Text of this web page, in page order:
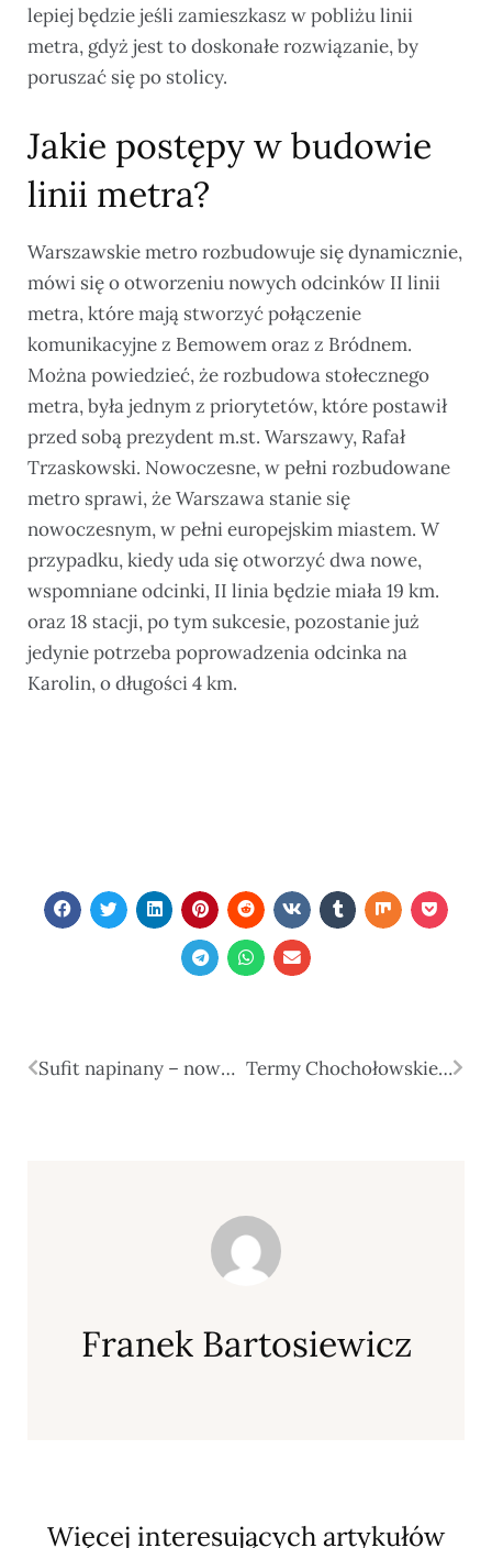
lepiej będzie jeśli zamieszkasz w pobliżu linii
metra, gdyż jest to doskonałe rozwiązanie, by
poruszać się po stolicy.
Jakie postępy w budowie
linii metra?
Warszawskie metro rozbudowuje się dynamicznie,
mówi się o otworzeniu nowych odcinków II linii
metra, które mają stworzyć połączenie
komunikacyjne z Bemowem oraz z Bródnem.
Można powiedzieć, że rozbudowa stołecznego
metra, była jednym z priorytetów, które postawił
przed sobą prezydent m.st. Warszawy, Rafał
Trzaskowski. Nowoczesne, w pełni rozbudowane
metro sprawi, że Warszawa stanie się
nowoczesnym, w pełni europejskim miastem. W
przypadku, kiedy uda się otworzyć dwa nowe,
wspomniane odcinki, II linia będzie miała 19 km.
oraz 18 stacji, po tym sukcesie, pozostanie już
jedynie potrzeba poprowadzenia odcinka na
Karolin, o długości 4 km.
Sufit napinany – nowoczesne i praktyczne rozwiązanie Termy Chochołowskie to idealne miejsce na wypoczynek
Franek Bartosiewicz
Więcej interesujących artykułów